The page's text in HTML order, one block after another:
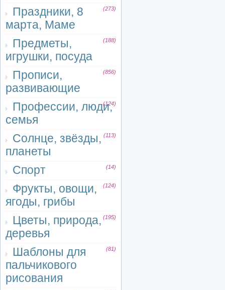
Праздники, 8
марта, Маме
(273)
Предметы,
игрушки, посуда
(188)
Прописи,
развивающие
(856)
Профессии, люди,
семья
(124)
Солнце, звёзды,
планеты
(113)
Спорт (14)
Фрукты, овощи,
ягоды, грибы
(124)
Цветы, природа,
деревья
(195)
Шаблоны для
пальчикового
рисования
(81)